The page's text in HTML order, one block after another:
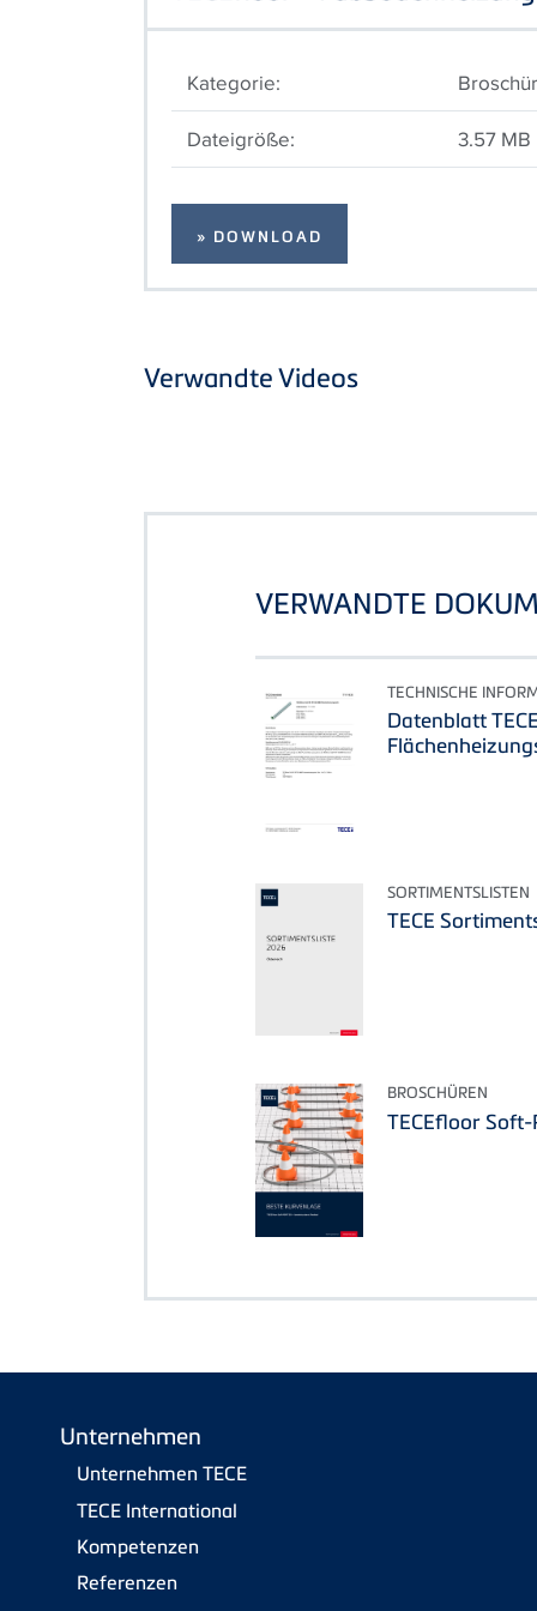
Kategorie:
Dateigröße:
3.57 MB
» DOWNLOAD
Verwandte Videos
VERWANDTE
TECHNISCHE
Datenblatt
SORTIMENTSLISTEN
TECE
BROSCHÜREN
TECEfloor Soft-
Unternehmen
Unternehmen TECE
TECE International
Kompetenzen
Referenzen